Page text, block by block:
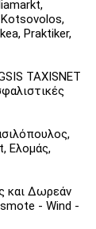
Kotsovolos,
Praktiker,
TAXISNET
Ελομάς,
και Δωρεάν
- Wind -